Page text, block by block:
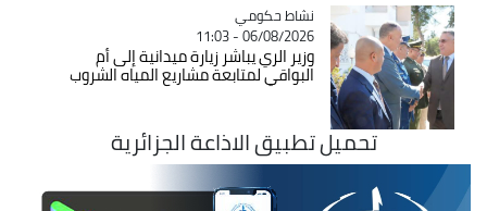
Catégorie
نشاط حكومي
06/08/2026 - 11:03
وزير الري يباشر زيارة ميدانية إلى أم
البواقي لمتابعة مشاريع المياه الشروب
تحميل تطبيق الاذاعة الجزائرية